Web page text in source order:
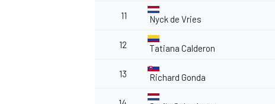
11 Nyck de Vries
12 Tatiana Calderon
13 Richard Gonda